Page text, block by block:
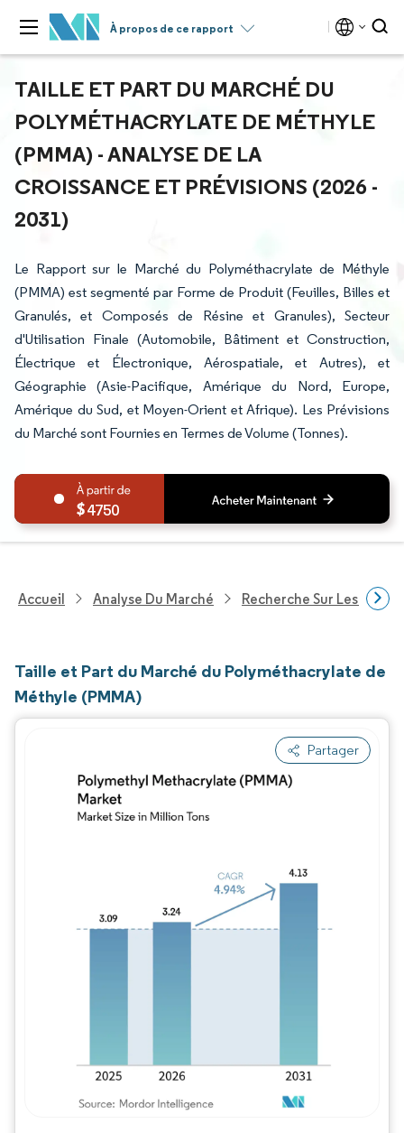
À propos de ce rapport
TAILLE ET PART DU MARCHÉ DU
POLYMÉTHACRYLATE DE MÉTHYLE
(PMMA) - ANALYSE DE LA
CROISSANCE ET PRÉVISIONS (2026 -
2031)
Le Rapport sur le Marché du Polyméthacrylate de Méthyle
(PMMA) est segmenté par Forme de Produit (Feuilles, Billes et
Granulés, et Composés de Résine et Granules), Secteur
d'Utilisation Finale (Automobile, Bâtiment et Construction,
Électrique et Électronique, Aérospatiale, et Autres), et
Géographie (Asie-Pacifique, Amérique du Nord, Europe,
Amérique du Sud, et Moyen-Orient et Afrique). Les Prévisions
du Marché sont Fournies en Termes de Volume (Tonnes).
4750
Accueil Analyse Du Marché Recherche Sur Les
Taille et Part du Marché du Polyméthacrylate de
Méthyle (PMMA)
Partager